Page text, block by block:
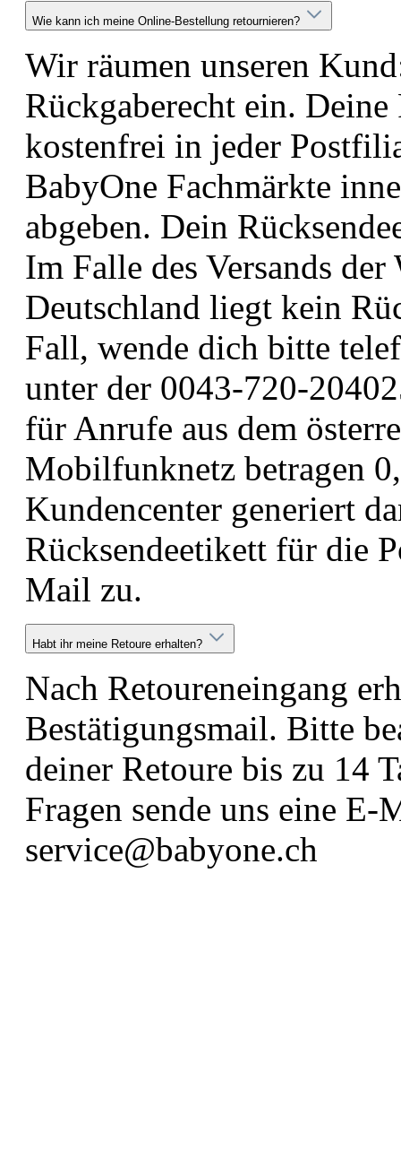
Wie kann ich meine Online-Bestellung retournieren?
Wir räumen unseren
Rückgaberecht ein.
kostenfrei in jeder
BabyOne Fachmärkte
abgeben. Dein
Im Falle des Versands
Deutschland liegt kein
Fall, wende dich bitte
unter der 0043-720-
für Anrufe aus dem
Mobilfunknetz betragen
Kundencenter generiert
Rücksendeetikett für die
Mail zu.
Habt ihr meine Retoure erhalten?
Nach Retoureneingang
Bestätigungsmail. Bitte
deiner Retoure bis zu 14
Fragen sende uns eine
service@babyone.ch